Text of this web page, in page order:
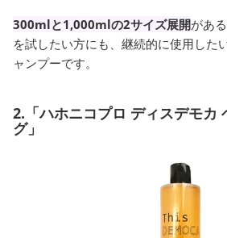
300mlと1,000mlの2サイズ展開があ
を試したい方にも、継続的に使用した
ャンプーです。
2.「ハホニコプロ ディスデモカ
グ」